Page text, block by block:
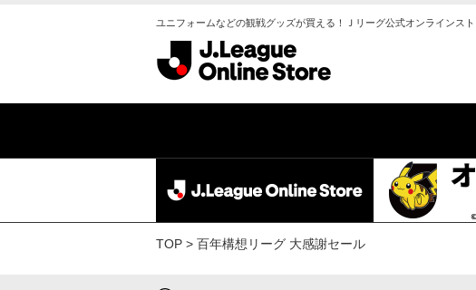
ユニフォームなどの観戦グッズが買える！Ｊリーグ公式オンラインスト
TOP 百年構想リーグ 大感謝セール